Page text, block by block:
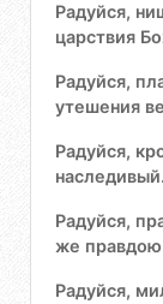
Радуйся,
царствия
Радуйся,
утешения
Радуйся,
наследивый.
Радуйся,
же
Радуйся,